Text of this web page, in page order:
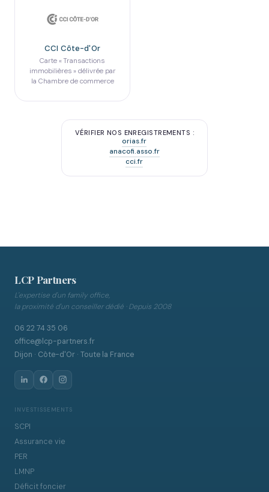
CCI Côte-d'Or
Carte « Transactions
immobilières » délivrée par
la Chambre de commerce
VÉRIFIER NOS ENREGISTREMENTS :
orias.fr
anacofi.asso.fr
cci.fr
LCP Partners
L'expertise d'un family office,
la proximité d'un conseiller dédié · Depuis 2008
06 22 74 35 06
office@lcp-partners.fr
Dijon · Côte-d'Or · Toute la France
INVESTISSEMENTS
SCPI
Assurance vie
PER
LMNP
Déficit foncier